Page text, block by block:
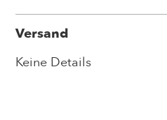
Versand
Keine Details